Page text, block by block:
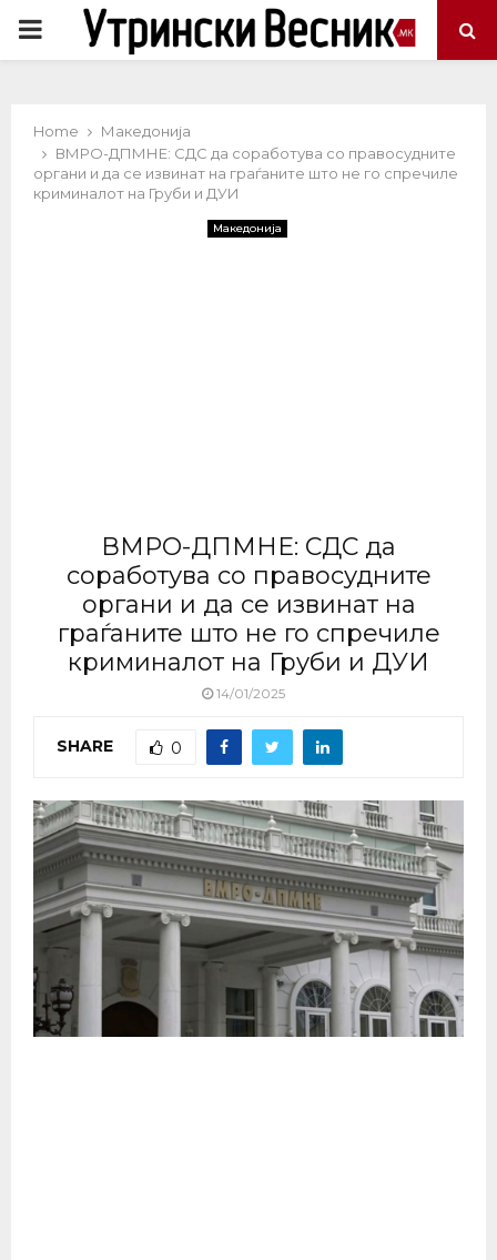
PRIMARY
Home
Македонија
ВМРО-ДПМНЕ: СДС да соработува со правосудните
органи и да се извинат на граѓаните што не го спречиле
криминалот на Груби и ДУИ
Македонија
ВМРО-ДПМНЕ: СДС да
соработува со правосудните
органи и да се извинат на
граѓаните што не го спречиле
криминалот на Груби и ДУИ
14/01/2025
SHARE 0